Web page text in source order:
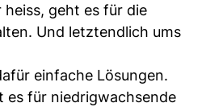
heiss, geht es für die
Und letztendlich ums
einfache Lösungen.
es für niedrigwachsende